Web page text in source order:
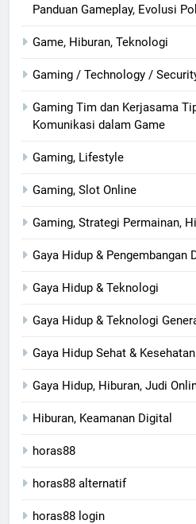
Panduan Gameplay, Evolusi
Game, Hiburan, Teknologi
Gaming / Technology /
Gaming Tim dan Kerjasama
Komunikasi dalam Game
Gaming, Lifestyle
Gaming, Slot Online
Gaming, Strategi Permainan,
Gaya Hidup & Pengembangan
Gaya Hidup & Teknologi
Gaya Hidup & Teknologi
Gaya Hidup Sehat &
Gaya Hidup, Hiburan, Judi
Hiburan, Keamanan Digital
horas88
horas88 alternatif
horas88 login